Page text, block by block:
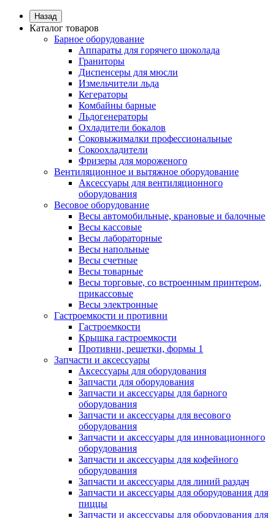
Назад
Каталог товаров
Барное оборудование
Аппараты для горячего шоколада
Граниторы
Диспенсеры для мюсли
Измельчители льда
Кегераторы
Комбайны барные
Льдогенераторы
Охладители бокалов
Соковыжималки профессиональные
Сокоохладители
Фризеры для мороженого
Вентиляционное и вытяжное оборудование
Аксессуары для вентиляционного
оборудования
Весовое оборудование
Весы автомобильные, крановые и балочные
Весы кассовые
Весы лабораторные
Весы напольные
Весы счетные
Весы товарные
Весы торговые, со встроенным принтером,
прикассовые
Весы электронные
Гастроемкости и противни
Гастроемкости
Крышка гастроемкости
Противни, решетки, формы 1
Запчасти и аксессуары
Аксессуары для оборудования
Запчасти для оборудования
Запчасти и аксессуары для барного
оборудования
Запчасти и аксессуары для весового
оборудования
Запчасти и аксессуары для инновационного
оборудования
Запчасти и аксессуары для кофейного
оборудования
Запчасти и аксессуары для линий раздач
Запчасти и аксессуары для оборудования для
пиццы
Запчасти и аксессуары для оборудования для